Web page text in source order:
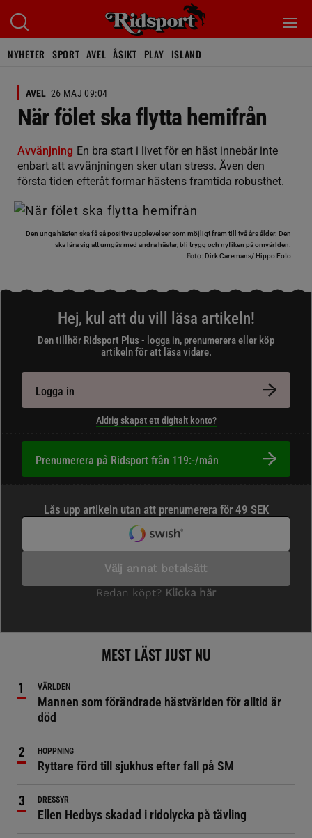
NYHETER SPORT AVEL ÅSIKT PLAY ISLAND
AVEL 26 MAJ 09:04
När fölet ska flytta hemifrån
Avvänjning En bra start i livet för en häst innebär inte
enbart att avvänjningen sker utan stress. Även den
första tiden efteråt formar hästens framtida robusthet.
Den unga hästen ska få så positiva upplevelser som möjligt fram till två års ålder. Den
ska lära sig att umgås med andra hästar, bli trygg och nyfiken på omvärlden.
Foto: Dirk Caremans/ Hippo Foto
Hej, kul att du vill läsa artikeln!
Den tillhör Ridsport Plus - logga in, prenumerera eller köp
artikeln för att läsa vidare.
Logga in
Aldrig skapat ett digitalt konto?
Prenumerera på Ridsport från 119:-/mån
MEST LÄST JUST NU
VÄRLDEN
Mannen som förändrade hästvärlden för alltid är
död
HOPPNING
Ryttare förd till sjukhus efter fall på SM
DRESSYR
Ellen Hedbys skadad i ridolycka på tävling